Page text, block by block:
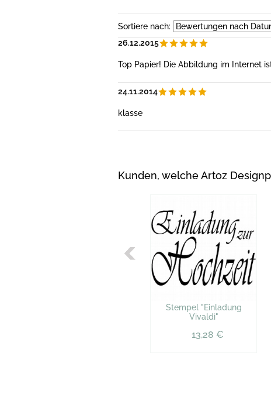
Sortiere nach:
26.12.2015
Top Papier! Die Abbildung im Internet
24.11.2014
klasse
Kunden, welche Artoz
Stempel "Einladung
Vivaldi"
13,28 €